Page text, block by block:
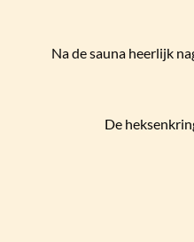
Na de sauna heerlijk
De